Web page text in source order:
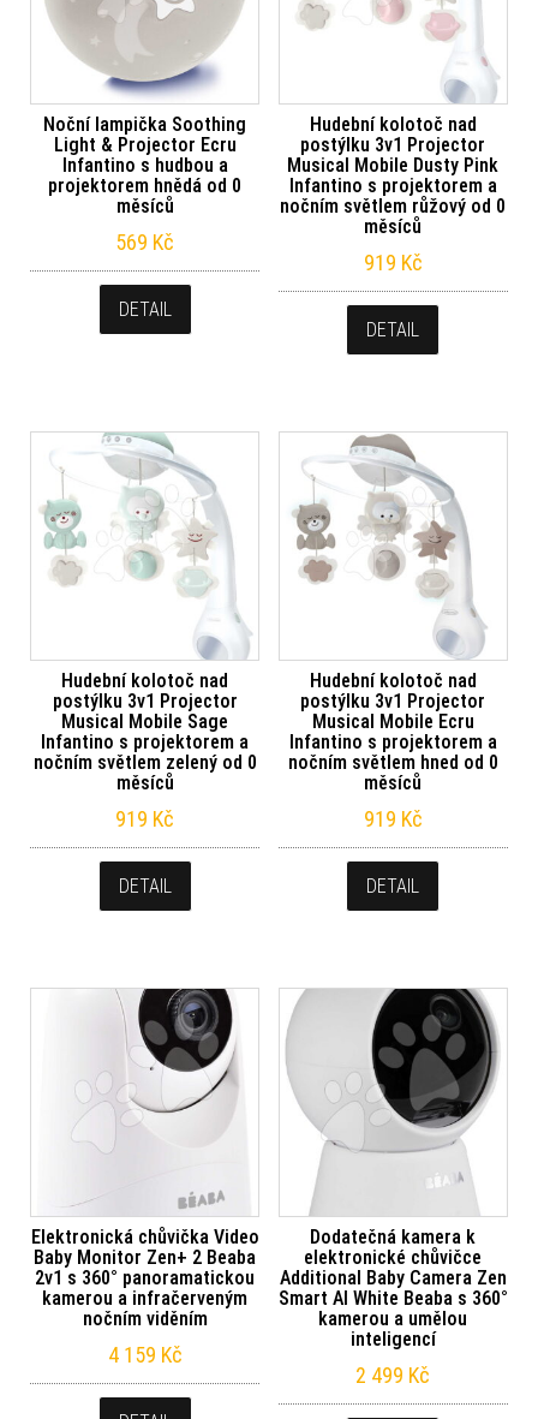
Noční lampička Soothing
Light & Projector Ecru
Infantino s hudbou a
projektorem hnědá od 0
měsíců
569 Kč
DETAIL
Hudební kolotoč nad
postýlku 3v1 Projector
Musical Mobile Dusty Pink
Infantino s projektorem a
nočním světlem růžový od 0
měsíců
919 Kč
DETAIL
Hudební kolotoč nad
postýlku 3v1 Projector
Musical Mobile Sage
Infantino s projektorem a
nočním světlem zelený od 0
měsíců
919 Kč
DETAIL
Hudební kolotoč nad
postýlku 3v1 Projector
Musical Mobile Ecru
Infantino s projektorem a
nočním světlem hned od 0
měsíců
919 Kč
DETAIL
Elektronická chůvička Video
Baby Monitor Zen+ 2 Beaba
2v1 s 360° panoramatickou
kamerou a infračerveným
nočním viděním
4 159 Kč
Dodatečná kamera k
elektronické chůvičce
Additional Baby Camera Zen
Smart AI White Beaba s 360°
kamerou a umělou
inteligencí
2 499 Kč